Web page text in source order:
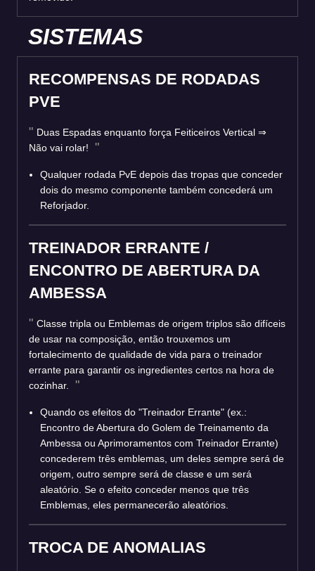
SISTEMAS
RECOMPENSAS DE RODADAS
PVE
Duas Espadas enquanto força Feiticeiros Vertical ⇒
Não vai rolar!
Qualquer rodada PvE depois das tropas que conceder
dois do mesmo componente também concederá um
Reforjador.
TREINADOR ERRANTE /
ENCONTRO DE ABERTURA DA
AMBESSA
Classe tripla ou Emblemas de origem triplos são difíceis
de usar na composição, então trouxemos um
fortalecimento de qualidade de vida para o treinador
errante para garantir os ingredientes certos na hora de
cozinhar.
Quando os efeitos do "Treinador Errante" (ex.:
Encontro de Abertura do Golem de Treinamento da
Ambessa ou Aprimoramentos com Treinador Errante)
concederem três emblemas, um deles sempre será de
origem, outro sempre será de classe e um será
aleatório. Se o efeito conceder menos que três
Emblemas, eles permanecerão aleatórios.
TROCA DE ANOMALIAS